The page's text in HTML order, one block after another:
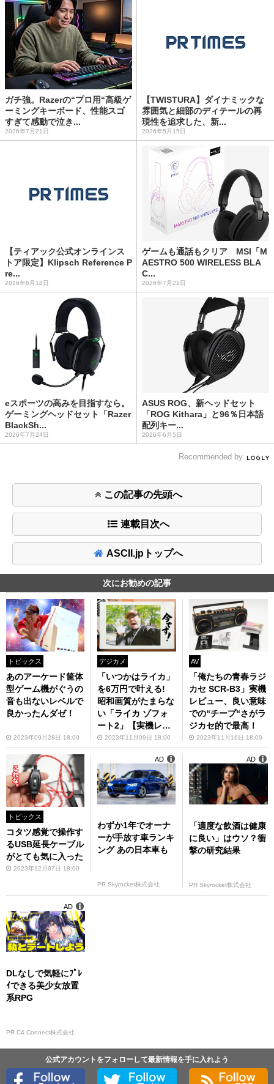
ガチ強。Razerの“プロ用“高級ゲ
ーミングキーボード、性能スゴ
すぎて感動で泣き...
2026年7月21日
【TWISTURA】ダイナミックな
雰囲気と細部のディテールの再
現性を追求した、新...
2026年5月15日
【ティアック公式オンラインス
トア限定】Klipsch Reference P
re...
2026年6月18日
ゲームも通話もクリア MSI「M
AESTRO 500 WIRELESS BLA
C...
2026年7月21日
eスポーツの高みを目指すなら。
ゲーミングヘッドセット「Razer
BlackSh...
2026年7月24日
ASUS ROG、新ヘッドセット
「ROG Kithara」と96％日本語
配列キー...
2026年6月5日
Recommended by
この記事の先頭へ
連載目次へ
ASCII.jpトップへ
次にお勧めの記事
トピックス
あのアーケード筐体
型ゲーム機がぐうの
音も出ないレベルで
良かったんダゼ！
2023年09月28日 18:00
デジカメ
「いつかはライカ」
を6万円で叶える!
昭和画質がたまらな
い「ライカ ゾフォ
ート2」【実機レビ
ュー】
2023年11月09日 18:00
AV
「俺たちの青春ラジ
カセ SCR-B3」実機
レビュー、良い意味
での“チープ“さがラ
ジカセ的で最高！
2023年11月16日 18:00
トピックス
コタツ感覚で操作す
るUSB延長ケーブル
がとても気に入った
2023年12月07日 18:00
わずか1年でオーナ
ーが手放す車ランキ
ング あの日本車も
PR Skyrocket株式会社
AD
「適度な飲酒は健康
に良い」はウソ？衝
撃の研究結果
PR Skyrocket株式会社
AD
DLなしで気軽にﾌﾟﾚ
ｲできる美少女放置
系RPG
PR C4 Connect株式会社
AD
公式アカウントをフォローして最新情報を手に入れよう